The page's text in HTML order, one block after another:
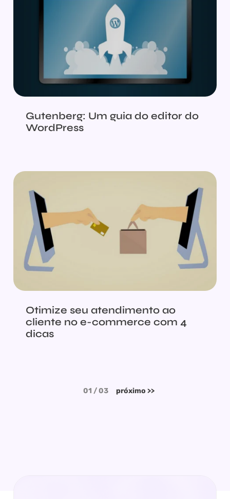
Gutenberg: Um guia do editor do
WordPress
Otimize seu atendimento ao
cliente no e-commerce com 4
dicas
01 / 03 próximo >>